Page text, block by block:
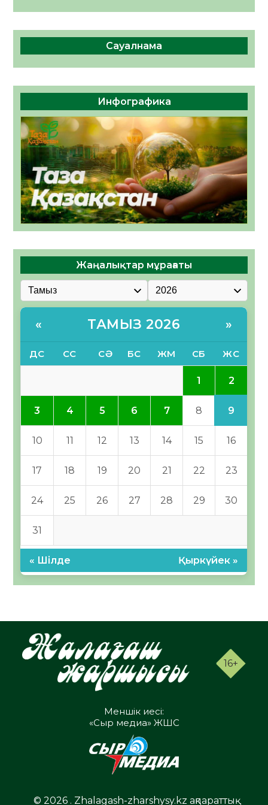
Сауалнама
Инфографика
Жаңалықтар мұрағаты
« ТАМЫЗ 2026 »
ДС СС СӘ БС ЖМ СБ ЖС
1 2
3 4 5 6 7 8 9
10 11 12 13 14 15 16
17 18 19 20 21 22 23
24 25 26 27 28 29 30
31
« Шілде Қыркүйек »
16+
Меншік иесі:
«Сыр медиа» ЖШС
© 2026 . Zhalagash-zharshysy.kz ақпараттық